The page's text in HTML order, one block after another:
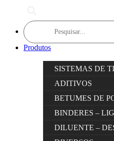
Products
search
Produtos
SISTEMAS DE
ADITIVOS
BETUMES DE
BINDERES –
DILUENTE –